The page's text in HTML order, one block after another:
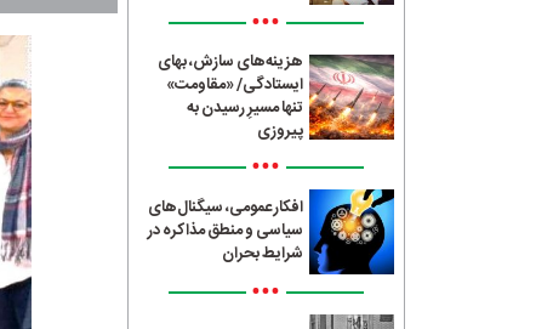
•••
هزینه‌های سازش، بهای
ایستادگی/ «مقاومت»
تنها مسیرِ رسیدن به
پیروزی
•••
افکار عمومی، سیگنال‌های
سیاسی و منطق مذاکره در
شرایط بحران
•••